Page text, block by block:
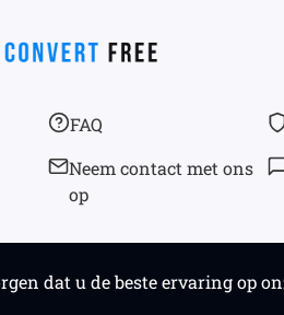
dat u de beste ervaring op
FAQ
Neem contact met ons
op
Alle rechten voorbehouden